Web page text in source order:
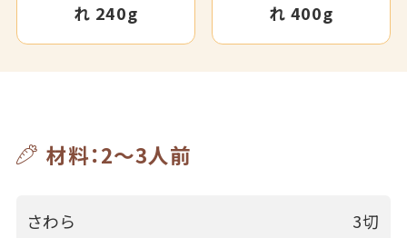
れ 240g
れ 400g
材料：2～3人前
さわら 3切